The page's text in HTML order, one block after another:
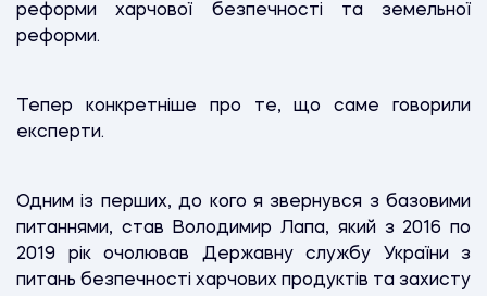
реформи харчової безпечності та земельної
реформи.
Тепер конкретніше про те, що саме говорили
експерти.
Одним із перших, до кого я звернувся з базовими
питаннями, став Володимир Лапа, який з 2016 по
2019 рік очолював Державну службу України з
питань безпечності харчових продуктів та захисту